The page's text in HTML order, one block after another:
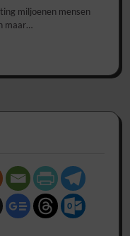
miljoenen mensen
maar…